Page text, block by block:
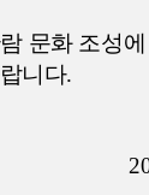
문화 조성
니다.